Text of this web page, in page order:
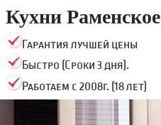
Кухни Раменское
Гарантия лучшей цены
Быстро (Сроки 3 дня).
Работаем с 2008г. (18 лет)